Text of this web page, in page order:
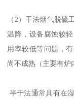
（2）干法烟气脱
温降，设备腐蚀较
用率较低等问题，
尚不成熟（主要有炉
半干法通常具有在